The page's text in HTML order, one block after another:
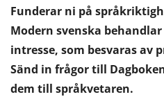
Funderar ni på
Modern svenska
intresse, som besvaras av
Sänd in frågor till
dem till språkvetaren.